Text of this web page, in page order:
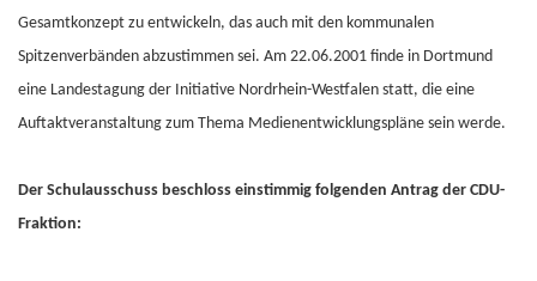
Gesamtkonzept zu entwickeln, das auch mit den kommunalen
Spitzenverbänden abzustimmen sei. Am 22.06.2001 finde in Dortmund
eine Landestagung der Initiative Nordrhein-Westfalen statt, die eine
Auftaktveranstaltung zum Thema Medienentwicklungspläne sein werde.
Der Schulausschuss beschloss einstimmig folgenden Antrag der CDU-
Fraktion: